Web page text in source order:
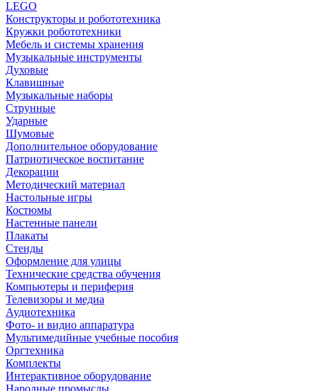
LEGO
Конструкторы и робототехника
Кружки робототехники
Мебель и системы хранения
Музыкальные инструменты
Духовые
Клавишные
Музыкальные наборы
Струнные
Ударные
Шумовые
Дополнительное оборудование
Патриотическое воспитание
Декорации
Методический материал
Настольные игры
Костюмы
Настенные панели
Плакаты
Стенды
Оформление для улицы
Технические средства обучения
Компьютеры и периферия
Телевизоры и медиа
Аудиотехника
Фото- и видио аппаратура
Мультимедийные учебные пособия
Оргтехника
Комплекты
Интерактивное оборудование
Народные промыслы